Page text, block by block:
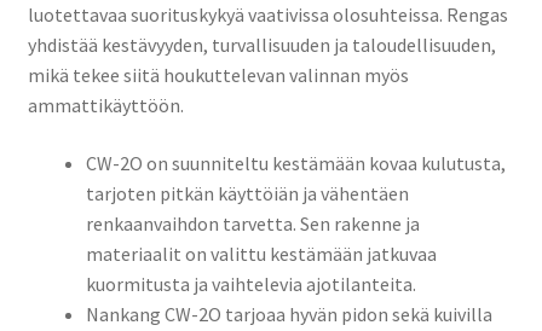
luotettavaa suorituskykyä vaativissa olosuhteissa. Rengas
yhdistää kestävyyden, turvallisuuden ja taloudellisuuden,
mikä tekee siitä houkuttelevan valinnan myös
ammattikäyttöön.
CW-2O on suunniteltu kestämään kovaa kulutusta,
tarjoten pitkän käyttöiän ja vähentäen
renkaanvaihdon tarvetta. Sen rakenne ja
materiaalit on valittu kestämään jatkuvaa
kuormitusta ja vaihtelevia ajotilanteita.
Nankang CW-2O tarjoaa hyvän pidon sekä kuivilla